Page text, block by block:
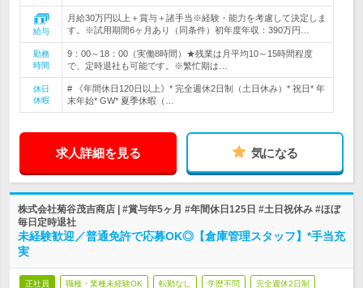
給与
月給30万円以上＋賞与＋諸手当※経験・能力を考慮して決定しま
す。※試用期間6ヶ月あり（同条件）初年度年収：390万円…
勤務
時間
9：00～18：00（実働8時間）★残業は月平均10～15時間程度
で、定時退社も可能です。※繁忙期は…
休日
休暇
# 《年間休日120日以上》* 完全週休2日制（土日休み）* 祝日* 年
末年始* GW* 夏季休暇（…
求人詳細を見る 気になる
株式会社菊谷茂吉商店 | #賞与年5ヶ月 #年間休日125日 #土日祝休み #ほぼ
毎日定時退社
未経験歓迎／普通免許で応募OK◎【倉庫管理スタッフ】*手当充
実
正社員 職種・業種未経験OK 転勤なし 学歴不問 完全週休2日制